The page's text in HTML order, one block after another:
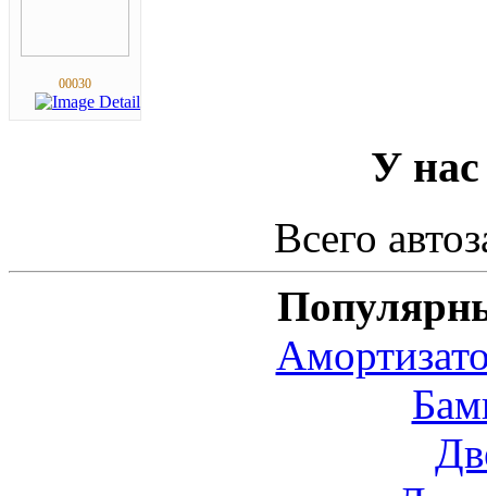
00030
У
Всего